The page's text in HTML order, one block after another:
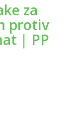
za
protiv
| PP